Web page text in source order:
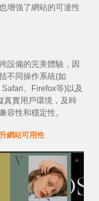
增強了網站的可達性
設備的完美體驗，因
不同操作系統(如
、Firefox等)以及
真實用戶環境，及時
容性和穩定性。
網站可用性